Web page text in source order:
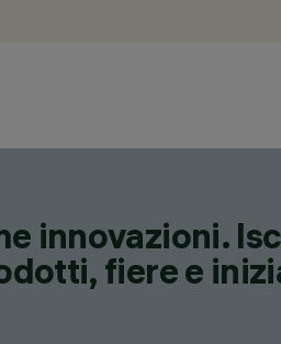
innovazioni.
fiere e